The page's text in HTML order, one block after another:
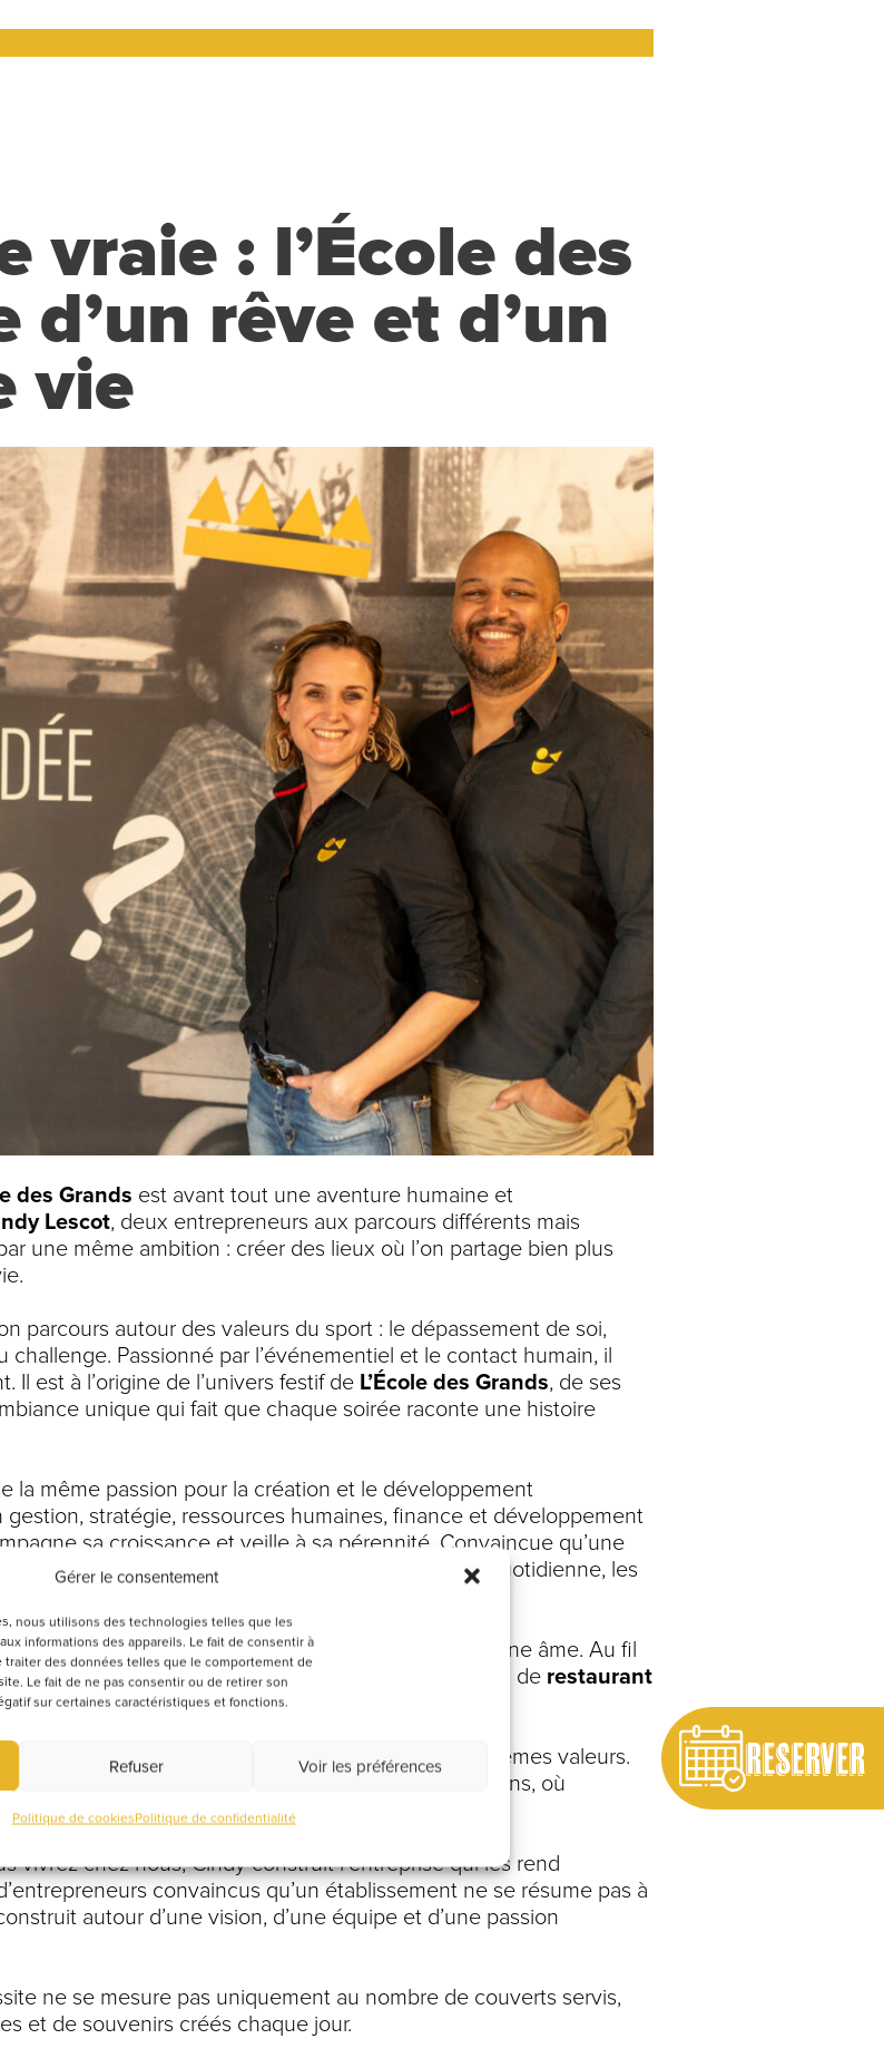
Gérer le consentement
nous utilisons des technologies telles que les
informations des appareils. Le fait de consentir à
des données telles que le comportement de
Le fait de ne pas consentir ou de retirer son
sur certaines caractéristiques et fonctions.
Refuser Voir les préférences
Politique de cookiesPolitique de confidentialité
RESERVER
vraie : l’École des
d’un rêve et d’un
vie
des Grands est avant tout une aventure humaine et
Lescot, deux entrepreneurs aux parcours différents mais
une même ambition : créer des lieux où l’on partage bien plus
parcours autour des valeurs du sport : le dépassement de soi,
challenge. Passionné par l’événementiel et le contact humain, il
est à l’origine de l’univers festif de L’École des Grands, de ses
unique qui fait que chaque soirée raconte une histoire
la même passion pour la création et le développement
stratégie, ressources humaines, finance et développement
sa croissance et veille à sa pérennité. Convaincue qu’une
qu’avec de la rigueur, elle pilote l’organisation quotidienne, les
la marque avec une exigence constante.
difficulté avec une conviction forte : lui redonner une âme. Au fil
apprennent et construisent un concept original de restaurant
et convivialité ne font plus qu’un.
son développement avec la même énergie et les mêmes valeurs.
un lieu de rencontres, de partage et d’émotions, où
vivrez chez nous, Cindy construit l’entreprise qui les rend
convaincus qu’un établissement ne se résume pas à
autour d’une vision, d’une équipe et d’une passion
ne se mesure pas uniquement au nombre de couverts servis,
et de souvenirs créés chaque jour.